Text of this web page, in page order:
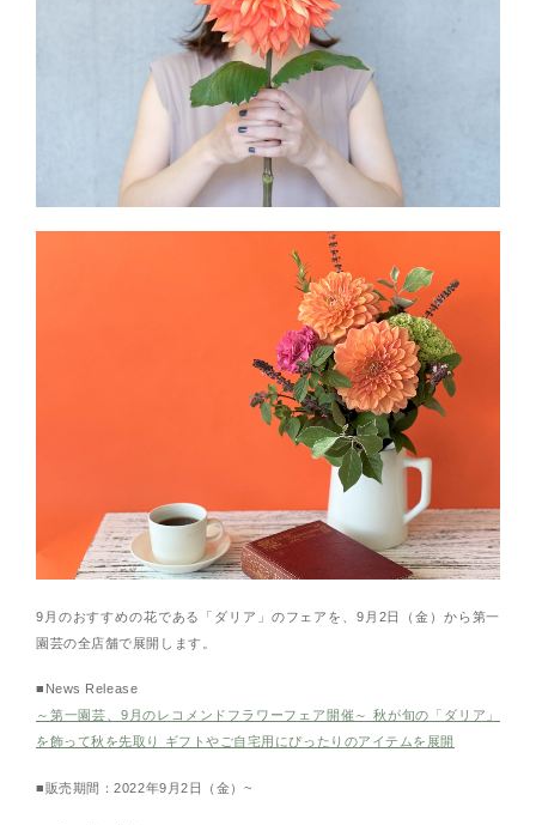
9月のおすすめの花である「ダリア」のフェアを、9月2日（金）から第一
園芸の全店舗で展開します。
■News Release
～第一園芸、9月のレコメンドフラワーフェア開催～ 秋が旬の「ダリア」
を飾って秋を先取り ギフトやご自宅用にぴったりのアイテムを展開
■販売期間：2022年9月2日（金）~